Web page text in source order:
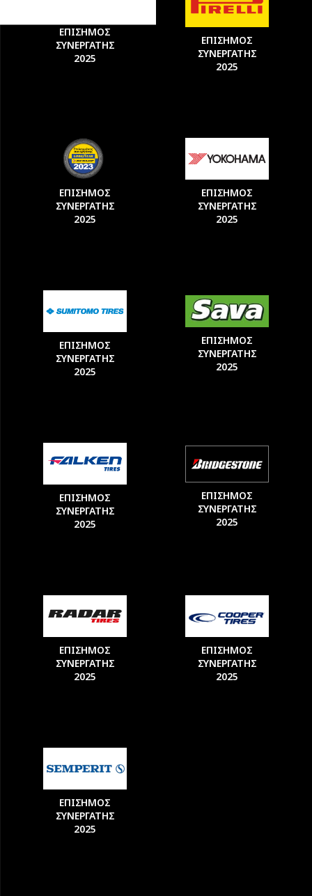
ΕΠΙΣΗΜΟΣ
ΣΥΝΕΡΓΑΤΗΣ
2025
ΕΠΙΣΗΜΟΣ
ΣΥΝΕΡΓΑΤΗΣ
2025
ΕΠΙΣΗΜΟΣ
ΣΥΝΕΡΓΑΤΗΣ
2025
ΕΠΙΣΗΜΟΣ
ΣΥΝΕΡΓΑΤΗΣ
2025
ΕΠΙΣΗΜΟΣ
ΣΥΝΕΡΓΑΤΗΣ
2025
ΕΠΙΣΗΜΟΣ
ΣΥΝΕΡΓΑΤΗΣ
2025
ΕΠΙΣΗΜΟΣ
ΣΥΝΕΡΓΑΤΗΣ
2025
ΕΠΙΣΗΜΟΣ
ΣΥΝΕΡΓΑΤΗΣ
2025
ΕΠΙΣΗΜΟΣ
ΣΥΝΕΡΓΑΤΗΣ
2025
ΕΠΙΣΗΜΟΣ
ΣΥΝΕΡΓΑΤΗΣ
2025
ΕΠΙΣΗΜΟΣ
ΣΥΝΕΡΓΑΤΗΣ
2025